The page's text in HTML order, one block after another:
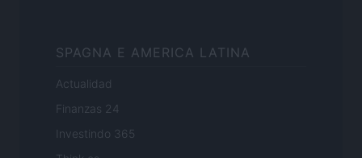
SPAGNA E AMERICA LATINA
Actualidad
Finanzas 24
Investindo 365